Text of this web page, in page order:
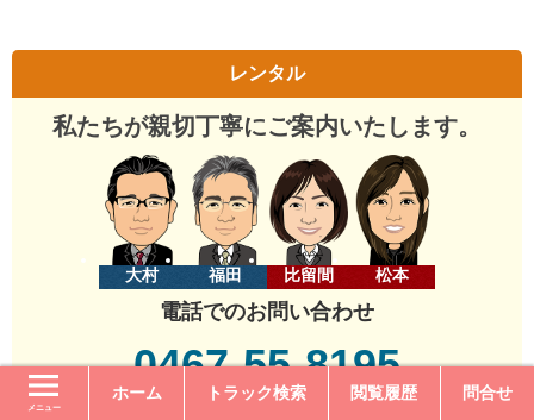
メニュー
ホーム トラック検索 閲覧履歴 問合せ
レンタル
私たちが親切丁寧にご案内いたします。
大村 福田 比留間 松本
電話でのお問い合わせ
0467-55-8195
受付時間 9:00〜18:00(日・祝休み)